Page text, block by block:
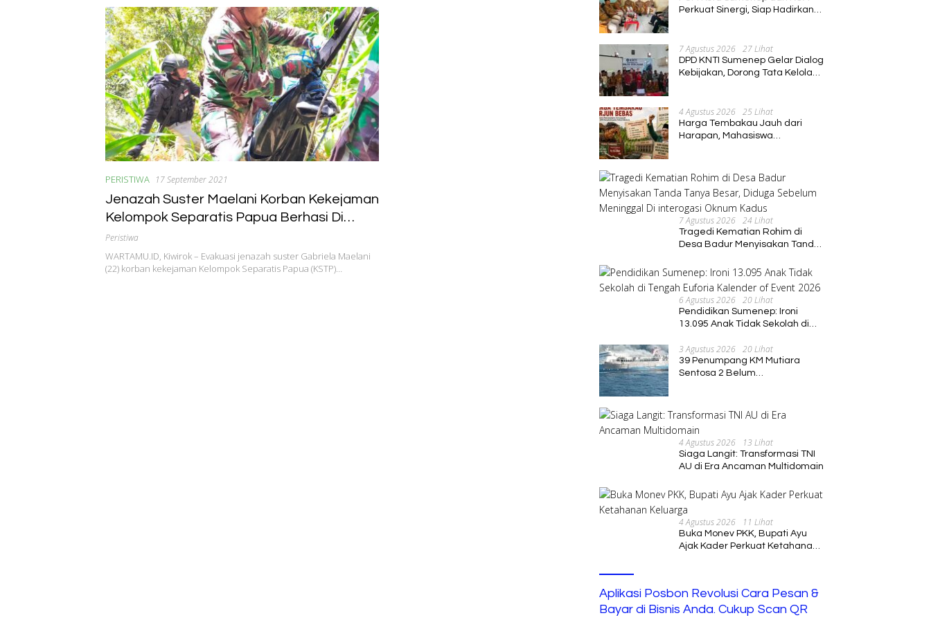
PERISTIWA 17 September 2021
Jenazah Suster Maelani Korban Kekejaman
Kelompok Separatis Papua Berhasi Di
Evakuasi
Peristiwa
WARTAMU.ID, Kiwirok – Evakuasi jenazah suster Gabriela Maelani
(22) korban kekejaman Kelompok Separatis Papua (KSTP)…
Perkuat Sinergi, Siap Hadirkan
7 Agustus 2026 27 Lihat
DPD KNTI Sumenep Gelar Dialog
Kebijakan, Dorong Tata Kelola
4 Agustus 2026 25 Lihat
Harga Tembakau Jauh dari
Harapan, Mahasiswa
7 Agustus 2026 24 Lihat
Tragedi Kematian Rohim di
Desa Badur Menyisakan Tanda
Meninggal Di interogasi Oknum
Kadus
6 Agustus 2026 20 Lihat
Pendidikan Sumenep: Ironi
13.095 Anak Tidak Sekolah di
Event 2026
3 Agustus 2026 20 Lihat
39 Penumpang KM Mutiara
Sentosa 2 Belum
4 Agustus 2026 13 Lihat
Siaga Langit: Transformasi TNI
AU di Era Ancaman Multidomain
4 Agustus 2026 11 Lihat
Buka Monev PKK, Bupati Ayu
Ajak Kader Perkuat Ketahanan
Aplikasi Posbon Revolusi Cara Pesan &
Bayar di Bisnis Anda. Cukup Scan QR